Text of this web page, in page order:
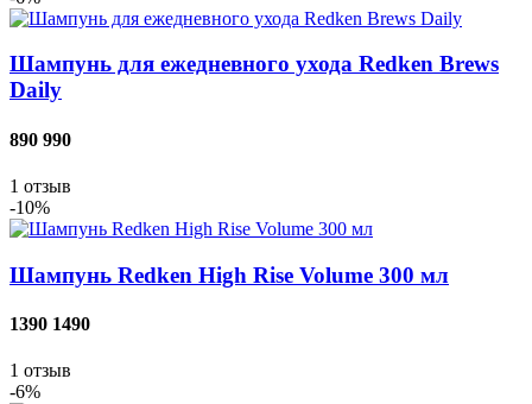
Шампунь для ежедневного ухода Redken Brews
Daily
890 990
1 отзыв
-10%
Шампунь Redken High Rise Volume 300 мл
1390 1490
1 отзыв
-6%